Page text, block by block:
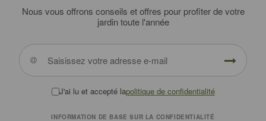
Nous vous offrons conseils et offres pour profiter de votre
jardin toute l'année
J'ai lu et accepté lapolitique de confidentialité
INFORMATION DE BASE SUR LA CONFIDENTIALITÉ